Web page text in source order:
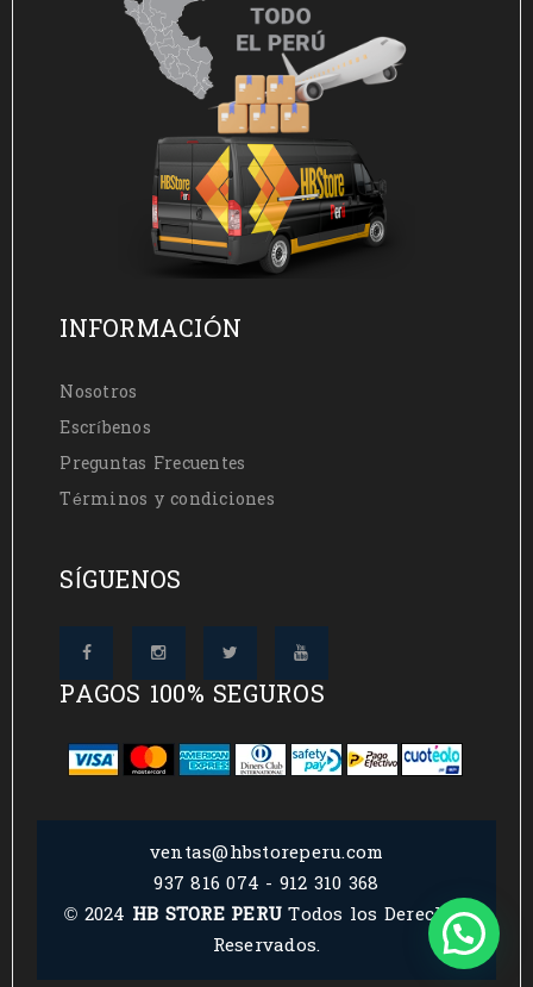
INFORMACIÓN
Nosotros
Escríbenos
Preguntas Frecuentes
Términos y condiciones
SÍGUENOS
PAGOS 100% SEGUROS
ventas@hbstoreperu.com
937 816 074 - 912 310 368
© 2024 HB STORE PERUTodos los Derechos
Reservados.